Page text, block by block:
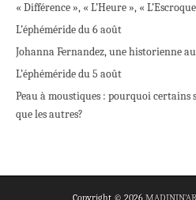
« Différence », « L’Heure », «
L’éphéméride du 6 août
Johanna Fernandez, une historienne
L’éphéméride du 5 août
Peau à moustiques : pourquoi certains
que les autres?
Copyright © 2026